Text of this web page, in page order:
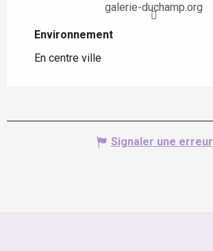
galerie-duchamp.org
Environnement
Environnement
En centre ville
Signaler une erreur